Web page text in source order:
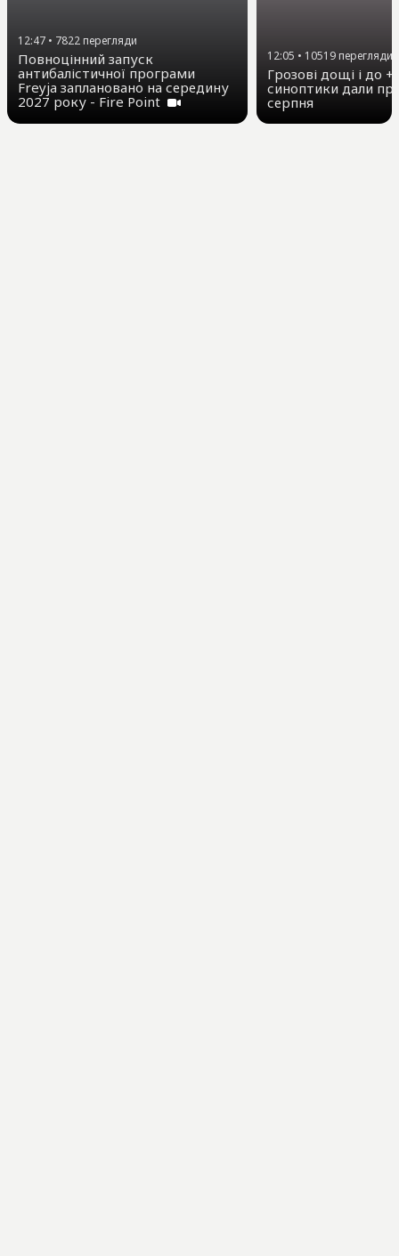
12:47 • 7822перегляди
Повноцінний запуск
антибалістичної програми
Freyja заплановано на середину
2027 року - Fire Point
12:05 • 10519перегляди
Грозові дощі і до
синоптики дали
серпня